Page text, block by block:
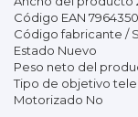
Código EAN
Código fabricante /
Estado Nuevo
Peso neto del
Tipo de objetivo
Motorizado No